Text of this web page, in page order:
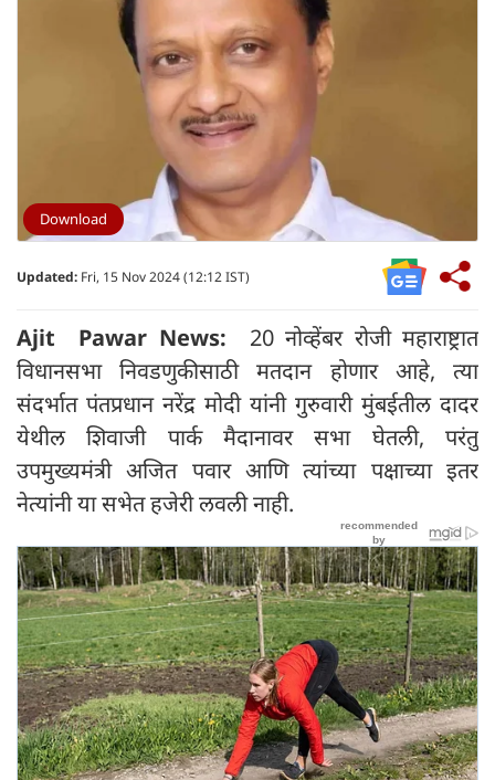
Download
Updated: Fri, 15 Nov 2024 (12:12 IST)
Ajit Pawar News:
20 नोव्हेंबर रोजी महाराष्ट्रात
विधानसभा निवडणुकीसाठी मतदान होणार आहे, त्या
संदर्भात पंतप्रधान नरेंद्र मोदी यांनी गुरुवारी मुंबईतील दादर
येथील शिवाजी पार्क मैदानावर सभा घेतली, परंतु
उपमुख्यमंत्री अजित पवार आणि त्यांच्या पक्षाच्या इतर
नेत्यांनी या सभेत हजेरी लवली नाही.